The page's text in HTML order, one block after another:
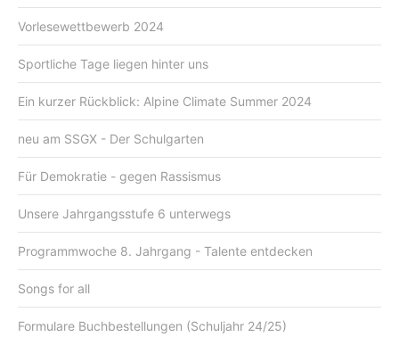
Vorlesewettbewerb 2024
Sportliche Tage liegen hinter uns
Ein kurzer Rückblick: Alpine Climate Summer 2024
neu am SSGX - Der Schulgarten
Für Demokratie - gegen Rassismus
Unsere Jahrgangsstufe 6 unterwegs
Programmwoche 8. Jahrgang - Talente entdecken
Songs for all
Formulare Buchbestellungen (Schuljahr 24/25)